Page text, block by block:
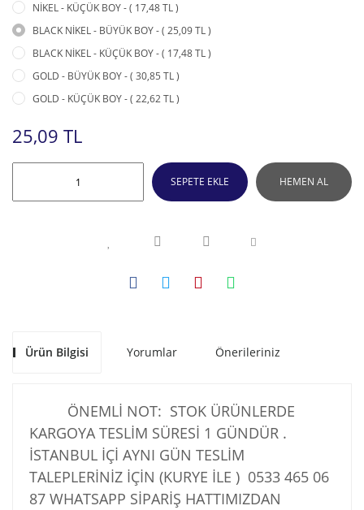
NİKEL - KÜÇÜK BOY - ( 17,48 TL )
BLACK NİKEL - BÜYÜK BOY - ( 25,09 TL )
BLACK NİKEL - KÜÇÜK BOY - ( 17,48 TL )
GOLD - BÜYÜK BOY - ( 30,85 TL )
GOLD - KÜÇÜK BOY - ( 22,62 TL )
25,09 TL
SEPETE EKLE HEMEN AL
Ürün Bilgisi Yorumlar Önerileriniz
ÖNEMLİ NOT: STOK ÜRÜNLERDE
KARGOYA TESLİM SÜRESİ 1 GÜNDÜR .
İSTANBUL İÇİ AYNI GÜN TESLİM
TALEPLERİNİZ İÇİN (KURYE İLE ) 0533 465 06
87 WHATSAPP SİPARİŞ HATTIMIZDAN